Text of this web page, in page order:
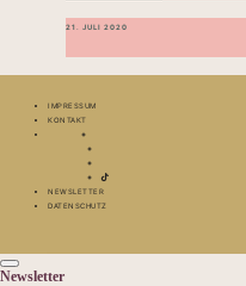
21. JULI 2020
IMPRESSUM
KONTAKT
NEWSLETTER
DATENSCHUTZ
Newsletter